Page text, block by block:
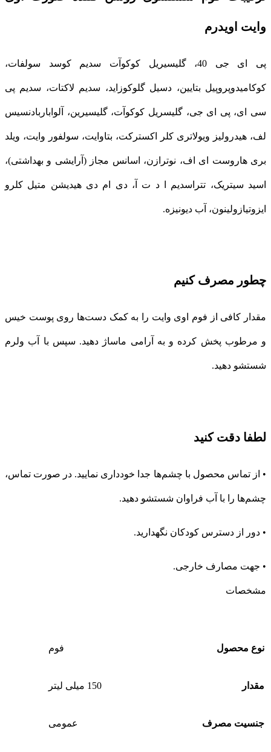
وایت اویدرم
پی ای جی 40، گلیسیریل کوکوآت سدیم کوسد سولفات،
کوکامیدوپروپیل بتایین، دسیل گلوکوزاید، سدیم لاکتات، سدیم پی
سی ای، پی ای جی، گلیسریل کوکوآت، گلیسیرین، آلواباربادنسیس
لف، هیدرولیز ویولاتری کلر اکسترکت، بتاوایت، سولفور وایت، ویلد
بری هاروست ای اف، نوترازن، اسانس مجاز (آرایشی و بهداشتی)،
اسید سیتریک، تتراسدیم ا د ت آ، دی ام دی هیدیشن متیل کلرو
ایزوتیازولینون، آب دیونیزه.
چطور مصرف کنیم
مقدار کافی از فوم اوی وایت را به کمک دست‌ها روی پوست خیس
و مرطوب پخش کرده و به آرامی ماساژ دهید. سپس با آب ولرم
شستشو دهید.
لطفا دقت کنید
• از تماس محصول با چشم‌ها جدا خودداری نمایید. در صورت تماس،
چشم‌ها را با آب فراوان شستشو دهید.
• دور از دسترس کودکان نگهدارید.
• جهت مصارف خارجی.
مشخصات
نوع محصول فوم
مقدار 150 میلی لیتر
جنسیت مصرف عمومی